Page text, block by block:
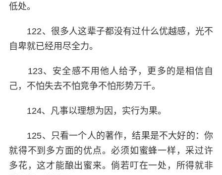
低处。
122、很多人这辈子都没有过什么优越感，光不
自卑就已经用尽全力。
123、安全感不用他人给予，更多的是相信自
己，不怕失去不怕竞争不怕形势万千。
124、凡事以理想为因，实行为果。
125、只看一个人的著作，结果是不大好的：你
就得不到多方面的优点。必须如蜜蜂一样，采过许
多花，这才能酿出蜜来。倘若叮在一处，所得就非